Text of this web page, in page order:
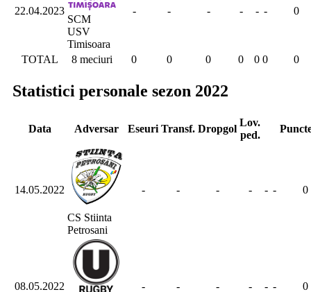
22.04.2023
SCM
USV
Timisoara
- - - - - - 0
TOTAL 8 meciuri 0 0 0 0 0 0 0
Statistici personale sezon 2022
Data Adversar Eseuri Transf. Dropgol
Lov.
ped.
14.05.2022
CS Stiinta
Petrosani
- - - - - - 0
08.05.2022
- - - - - - 0